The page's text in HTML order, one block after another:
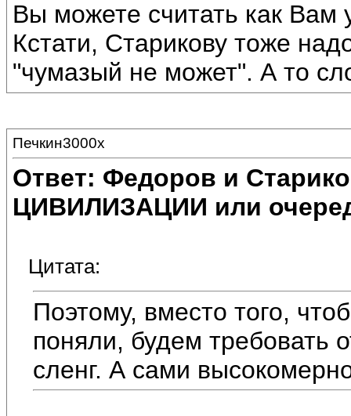
Вы можете считать как Вам
Кстати, Старикову тоже
"чумазый не может". А то
Печкин3000х
Ответ: Федоров и
ЦИВИЛИЗАЦИИ или
Цитата:
Поэтому, вместо того,
поняли, будем требовать
сленг. А сами